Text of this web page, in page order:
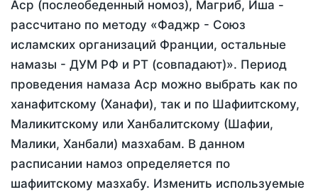
Аср (послеобеденный номоз), Магриб, Иша -
рассчитано по методу «Фаджр - Союз
исламских организаций Франции, остальные
намазы - ДУМ РФ и РТ (совпадают)». Период
проведения намаза Аср можно выбрать как по
ханафитскому (Ханафи), так и по Шафиитскому,
Маликитскому или Ханбалитскому (Шафии,
Малики, Ханбали) мазхабам. В данном
расписании намоз определяется по
шафиитскому мазхабу. Изменить используемые